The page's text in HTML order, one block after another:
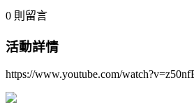
0 則留言
活動詳情
https://www.youtube.com/